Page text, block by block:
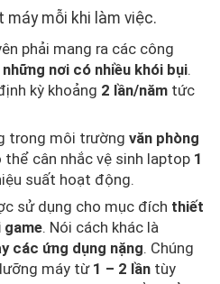
máy mỗi khi làm việc.
phải mang ra các công
những nơi có nhiều khói bụi.
kỳ khoảng 2 lần/nămtức
trong môi trường văn phòng
thể cân nhắc vệ sinh laptop 1
suất hoạt động.
sử dụng cho mục đích thiết
game. Nói cách khác là
các ứng dụng nặng. Chúng
máy từ 1 – 2 lầntùy